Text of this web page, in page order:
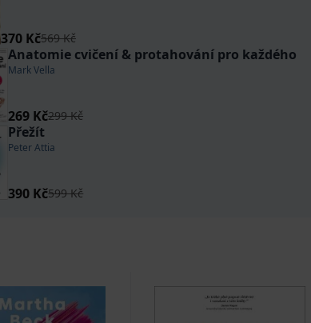
370 Kč569 Kč
Anatomie cvičení & protahování pro každého
Mark Vella
269 Kč299 Kč
Přežít
Peter Attia
390 Kč599 Kč